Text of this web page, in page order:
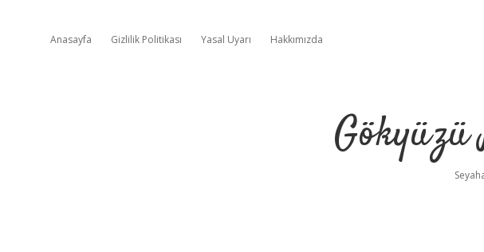
Anasayfa Gizlilik Politikası Yasal Uyarı Hakkımızda